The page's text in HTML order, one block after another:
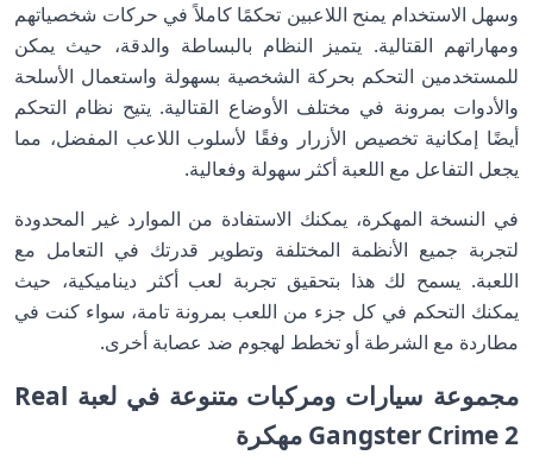
وسهل الاستخدام يمنح اللاعبين تحكمًا كاملاً في حركات شخصياتهم
ومهاراتهم القتالية. يتميز النظام بالبساطة والدقة، حيث يمكن
للمستخدمين التحكم بحركة الشخصية بسهولة واستعمال الأسلحة
والأدوات بمرونة في مختلف الأوضاع القتالية. يتيح نظام التحكم
أيضًا إمكانية تخصيص الأزرار وفقًا لأسلوب اللاعب المفضل، مما
يجعل التفاعل مع اللعبة أكثر سهولة وفعالية.
في النسخة المهكرة، يمكنك الاستفادة من الموارد غير المحدودة
لتجربة جميع الأنظمة المختلفة وتطوير قدرتك في التعامل مع
اللعبة. يسمح لك هذا بتحقيق تجربة لعب أكثر ديناميكية، حيث
يمكنك التحكم في كل جزء من اللعب بمرونة تامة، سواء كنت في
مطاردة مع الشرطة أو تخطط لهجوم ضد عصابة أخرى.
مجموعة سيارات ومركبات متنوعة في لعبة Real
Gangster Crime 2 مهكرة